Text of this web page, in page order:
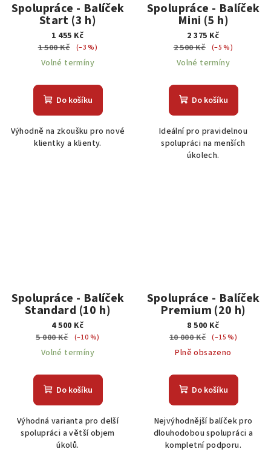
Spolupráce - Balíček
Start (3 h)
1 455 Kč
1 500 Kč (–3 %)
Volné termíny
Do košíku
Výhodně na zkoušku pro nové
klientky a klienty.
Spolupráce - Balíček
Mini (5 h)
2 375 Kč
2 500 Kč (–5 %)
Volné termíny
Do košíku
Ideální pro pravidelnou
spolupráci na menších
úkolech.
Spolupráce - Balíček
Standard (10 h)
4 500 Kč
5 000 Kč
(–10 %)
Volné termíny
Do košíku
Výhodná varianta pro delší
spolupráci a větší objem
úkolů.
Spolupráce - Balíček
Premium (20 h)
8 500 Kč
10 000 Kč (–15 %)
Plně obsazeno
Do košíku
Nejvýhodnější balíček pro
dlouhodobou spolupráci a
kompletní podporu.